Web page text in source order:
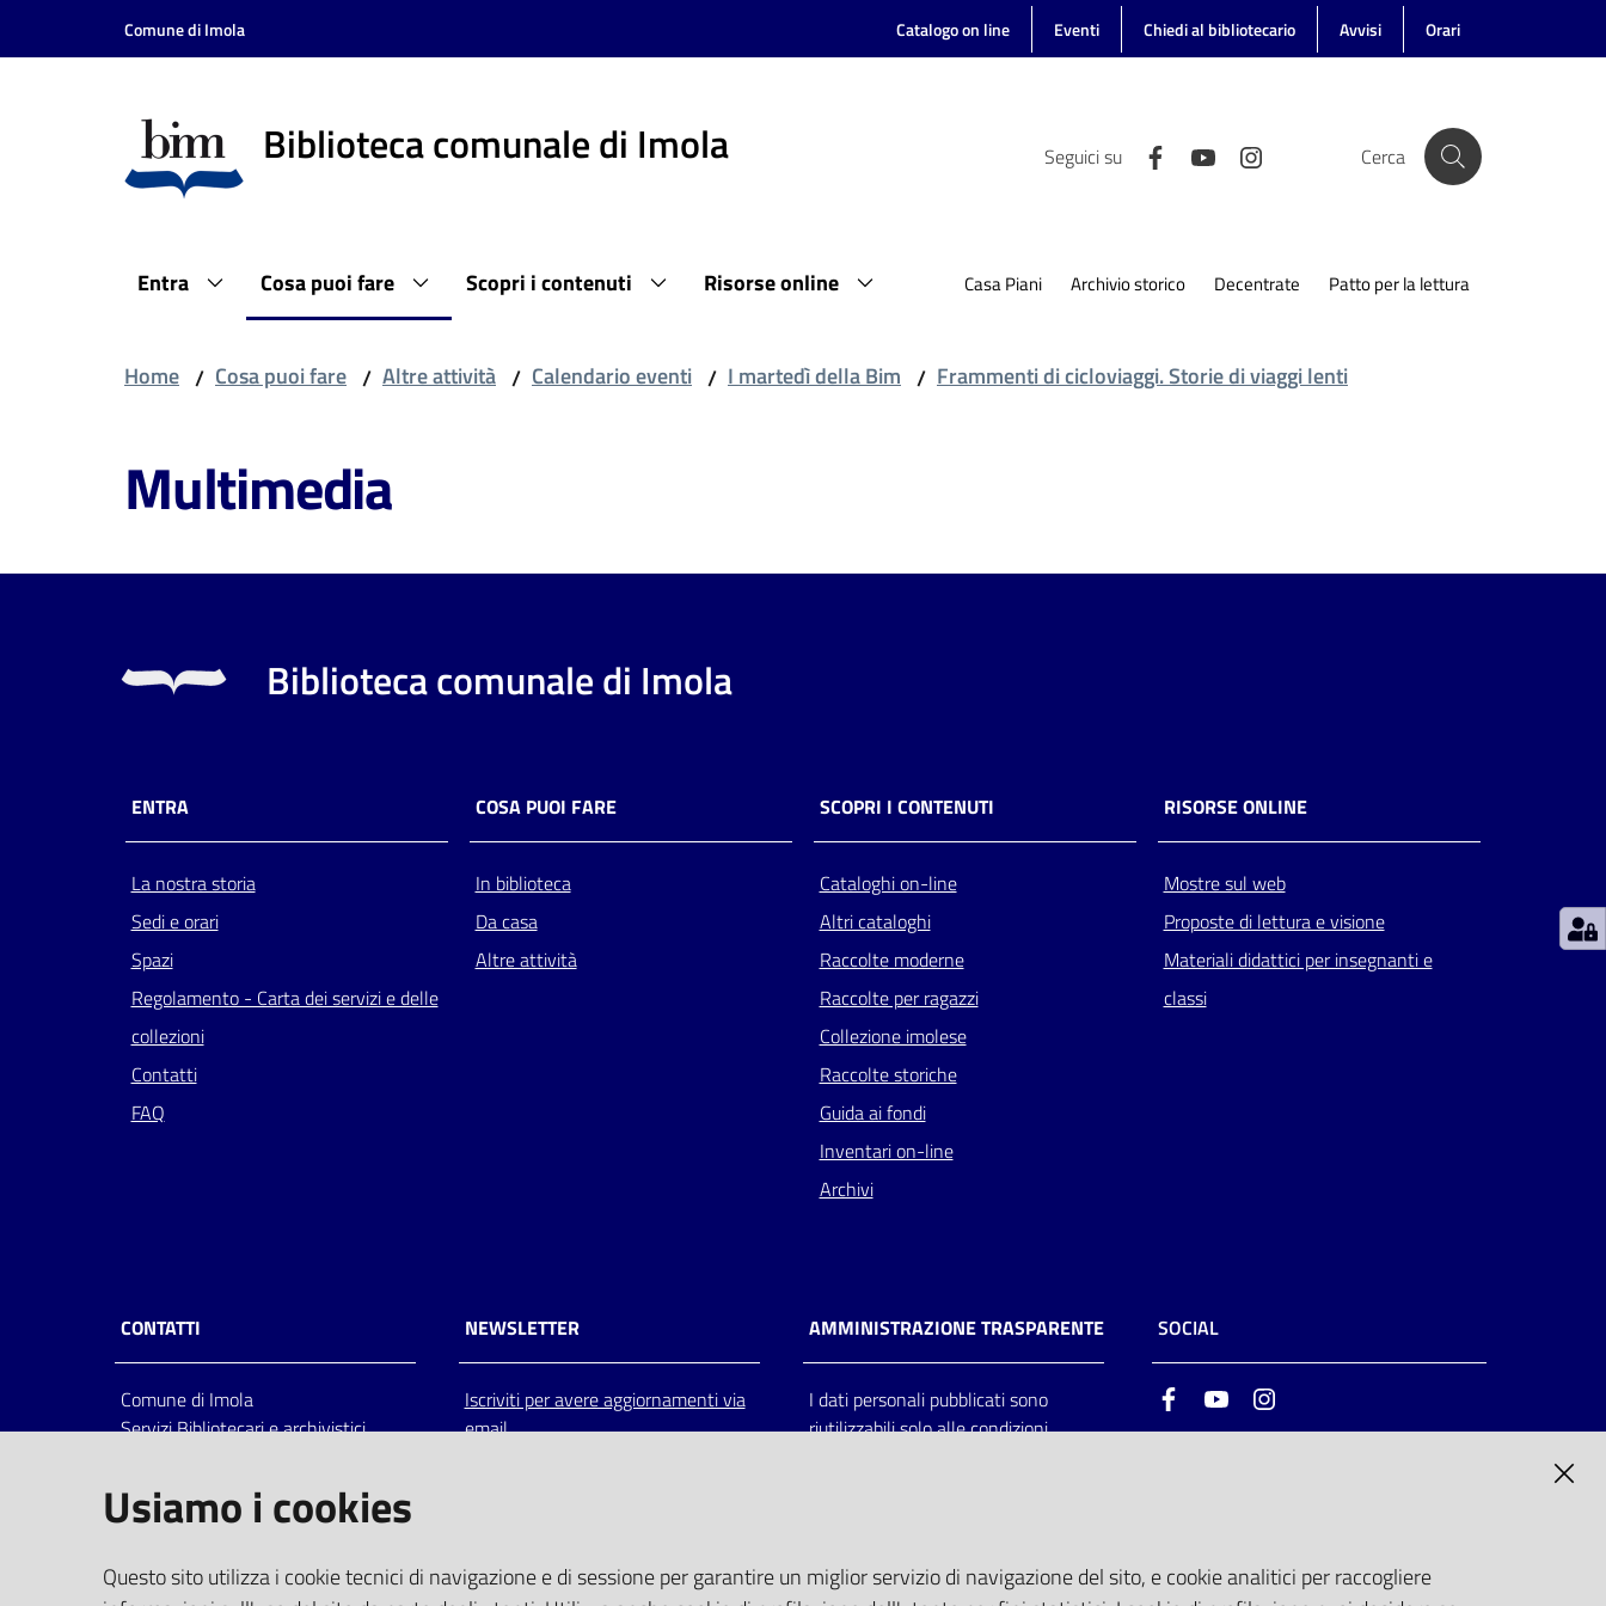
Vai al contenuto
Vai alla navigazione
Comune di Imola Catalogo on line Eventi Chiedi al bibliotecario Avvisi Orari
Biblioteca comunale di Imola Seguici su Cerca
Entra Cosa puoi fare Scopri i contenuti Risorse online Casa Piani Archivio storico Decentrate Patto per la lettura
Home / Cosa puoi fare / Altre attività / Calendario eventi / I martedì della Bim / Frammenti di cicloviaggi. Storie di viaggi lenti
Multimedia
Biblioteca comunale di Imola
ENTRA
La nostra storia
Sedi e orari
Spazi
Regolamento - Carta dei servizi e delle
collezioni
Contatti
FAQ
COSA PUOI FARE
In biblioteca
Da casa
Altre attività
SCOPRI I CONTENUTI
Cataloghi on-line
Altri cataloghi
Raccolte moderne
Raccolte per ragazzi
Collezione imolese
Raccolte storiche
Guida ai fondi
Inventari on-line
Archivi
RISORSE ONLINE
Mostre sul web
Proposte di lettura e visione
Materiali didattici per insegnanti e
classi
CONTATTI
Comune di Imola
Servizi Bibliotecari e archivistici
Italia
centralino: tel 0542.6026.36 fax
bim@comune.imola.bo.it
PEC
NEWSLETTER
Iscriviti per avere aggiornamenti via
email
AMMINISTRAZIONE TRASPARENTE
I dati personali pubblicati sono
riutilizzabili solo alle condizioni
SOCIAL
FacebookYoutube
Usiamo i cookies
Questo sito utilizza i cookie tecnici di navigazione e di sessione per garantire un miglior servizio di navigazione del sito, e cookie analitici per raccogliere